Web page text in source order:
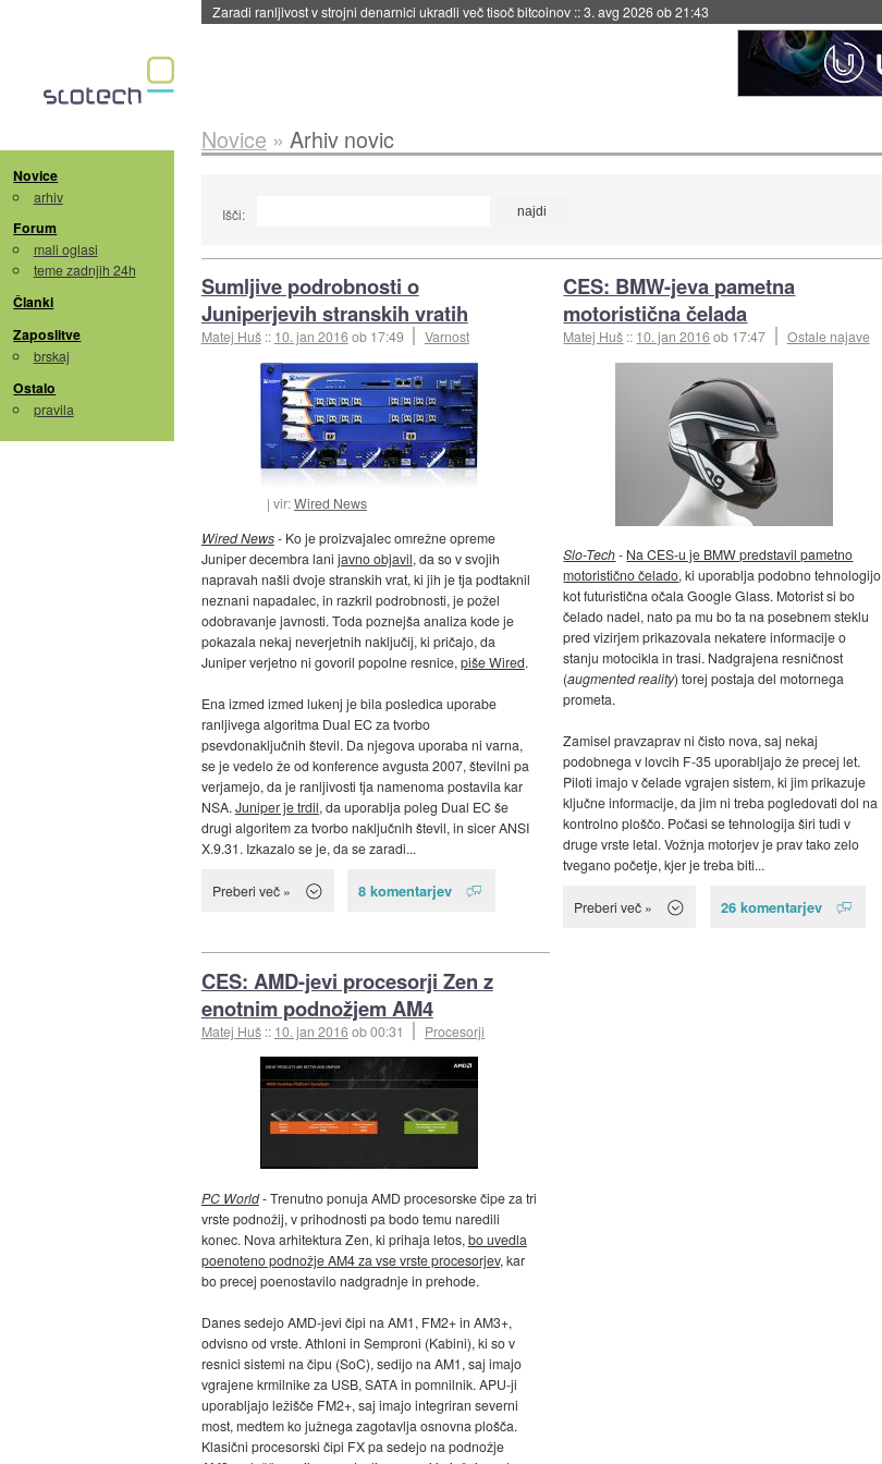
Zaradi ranljivost v strojni denarnici ukradli več tisoč bitcoinov ::3. avg 2026 ob 21:43
Novice
arhiv
Forum
mali oglasi
teme zadnjih 24h
Članki
Zaposlitve
brskaj
Ostalo
pravila
Novice » Arhiv novic
Išči:
Sumljive podrobnosti o
Juniperjevih stranskih vratih
Matej Huš :: 10. jan 2016ob 17:49 Varnost
vir:Wired News
Wired News- Ko je proizvajalec omrežne opreme
Juniper decembra lani javno objavil, da so v svojih
napravah našli dvoje stranskih vrat, ki jih je tja podtaknil
neznani napadalec, in razkril podrobnosti, je požel
odobravanje javnosti. Toda poznejša analiza kode je
pokazala nekaj neverjetnih naključij, ki pričajo, da
Juniper verjetno ni govoril popolne resnice, piše Wired.
Ena izmed izmed lukenj je bila posledica uporabe
ranljivega algoritma Dual EC za tvorbo
psevdonaključnih števil. Da njegova uporaba ni varna,
se je vedelo že od konference avgusta 2007, številni pa
verjamejo, da je ranljivosti tja namenoma postavila kar
NSA. Juniper je trdil, da uporablja poleg Dual EC še
drugi algoritem za tvorbo naključnih števil, in sicer ANSI
X.9.31. Izkazalo se je, da se zaradi...
Preberi več » 8 komentarjev
CES: BMW-jeva pametna
motoristična čelada
Matej Huš :: 10. jan 2016ob 17:47 Ostale najave
Slo-Tech- Na CES-u je BMW predstavil pametno
motoristično čelado, ki uporablja podobno tehnologijo
kot futuristična očala Google Glass. Motorist si bo
čelado nadel, nato pa mu bo ta na posebnem steklu
pred vizirjem prikazovala nekatere informacije o
stanju motocikla in trasi. Nadgrajena resničnost
(augmented reality) torej postaja del motornega
prometa.
Zamisel pravzaprav ni čisto nova, saj nekaj
podobnega v lovcih F-35 uporabljajo že precej let.
Piloti imajo v čelade vgrajen sistem, ki jim prikazuje
ključne informacije, da jim ni treba pogledovati dol na
kontrolno ploščo. Počasi se tehnologija širi tudi v
druge vrste letal. Vožnja motorjev je prav tako zelo
tvegano početje, kjer je treba biti...
Preberi več » 26 komentarjev
CES: AMD-jevi procesorji Zen z
enotnim podnožjem AM4
Matej Huš :: 10. jan 2016ob 00:31 Procesorji
PC World- Trenutno ponuja AMD procesorske čipe za tri
vrste podnožij, v prihodnosti pa bodo temu naredili
konec. Nova arhitektura Zen, ki prihaja letos, bo uvedla
poenoteno podnožje AM4 za vse vrste procesorjev, kar
bo precej poenostavilo nadgradnje in prehode.
Danes sedejo AMD-jevi čipi na AM1, FM2+ in AM3+,
odvisno od vrste. Athloni in Semproni (Kabini), ki so v
resnici sistemi na čipu (SoC), sedijo na AM1, saj imajo
vgrajene krmilnike za USB, SATA in pomnilnik. APU-ji
uporabljajo ležišče FM2+, saj imajo integriran severni
most, medtem ko južnega zagotavlja osnovna plošča.
Klasični procesorski čipi FX pa sedejo na podnožje